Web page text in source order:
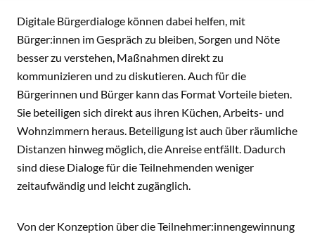
INHALT
Digitale Bürgerdialoge können dabei helfen, mit
Bürger:innen im Gespräch zu bleiben, Sorgen und Nöte
besser zu verstehen, Maßnahmen direkt zu
kommunizieren und zu diskutieren. Auch für die
Bürgerinnen und Bürger kann das Format Vorteile bieten.
Sie beteiligen sich direkt aus ihren Küchen, Arbeits- und
Wohnzimmern heraus. Beteiligung ist auch über räumliche
Distanzen hinweg möglich, die Anreise entfällt. Dadurch
sind diese Dialoge für die Teilnehmenden weniger
zeitaufwändig und leicht zugänglich.
Von der Konzeption über die Teilnehmer:innengewinnung